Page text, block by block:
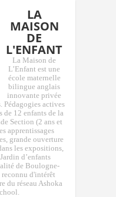
LA
MAISON
DE
L'ENFANT
La Maison de
L’Enfant est une
école maternelle
bilingue anglais
innovante privée
Pédagogies actives
de 12 enfants de la
Section (2 ans et
apprentissages
grande ouverture
les expositions,
d’enfants
de Boulogne-
d'intérêt
du réseau Ashoka